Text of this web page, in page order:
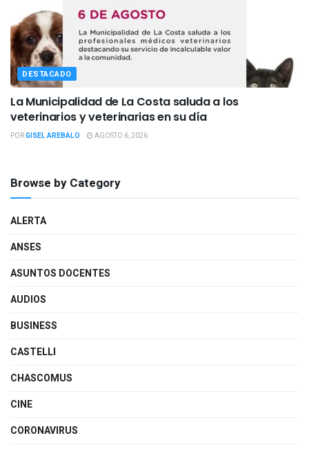
DESTACADO
La Municipalidad de La Costa saluda a los
veterinarios y veterinarias en su día
PORGISEL AREBALO AGOSTO 6, 2026
Browse by Category
ALERTA
ANSES
ASUNTOS DOCENTES
AUDIOS
BUSINESS
CASTELLI
CHASCOMUS
CINE
CORONAVIRUS